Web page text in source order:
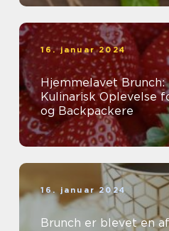
16. januar 2024
Hjemmelavet Brunch:
Kulinarisk Oplevelse
og Backpackere
16. januar 2024
Brunch er blevet en